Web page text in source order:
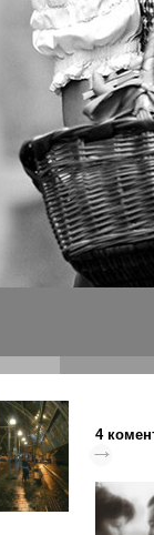
4